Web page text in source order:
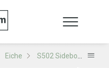
Eiche S502 Sideboard